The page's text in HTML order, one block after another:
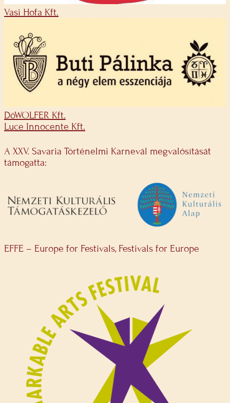
Vasi Hofa Kft.
DöWOLFER Kft.
Luce Innocente Kft.
A XXV. Savaria Történelmi Karnevál megvalósítását
támogatta:
EFFE – Europe for Festivals, Festivals for Europe